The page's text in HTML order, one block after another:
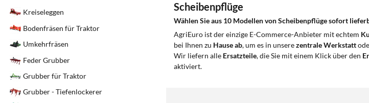
Kreiseleggen
Bodenfräsen für Traktor
Umkehrfräsen
Feder Grubber
Grubber für Traktor
Grubber - Tiefenlockerer
Scheibenpflüge
Wählen Sie aus 10 Modellen von Scheibenpflüge sofort
AgriEuro ist der einzige E-Commerce-Anbieter mit echtem
bei Ihnen zu Hause ab, um es in unserezentrale Werkstatt
Wir liefern alle Ersatzteile, die Sie mit einem Klick über den
aktiviert.